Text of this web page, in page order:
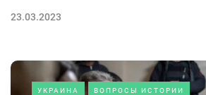
23.03.2023
УКРАИНА ВОПРОСЫ ИСТОРИИ